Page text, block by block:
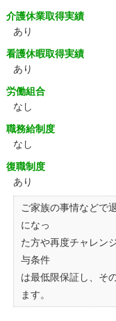
介護休業取得実績
あり
看護休暇取得実績
あり
労働組合
なし
職務給制度
なし
復職制度
あり
ご家族の事情などで
になっ
た方や再度チャレン
与条件
は最低限保証し、そ
ます。